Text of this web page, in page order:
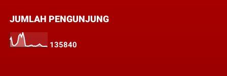
JUMLAH PENGUNJUNG
135840